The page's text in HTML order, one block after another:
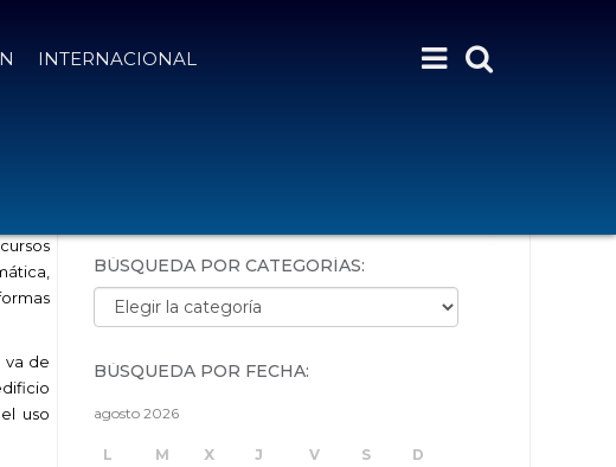
INTERNACIONAL
va de
uso
BÚSQUEDA POR CATEGORÍAS:
Búsqueda por categorías:
BÚSQUEDA POR FECHA:
agosto 2026
L M X J V S D